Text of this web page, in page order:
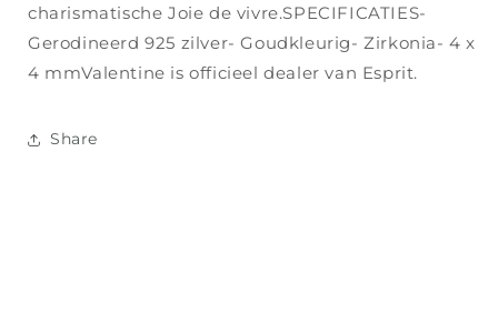
charismatische Joie de vivre.SPECIFICATIES-
Gerodineerd 925 zilver- Goudkleurig- Zirkonia- 4 x
4 mmValentine is officieel dealer van Esprit.
Share